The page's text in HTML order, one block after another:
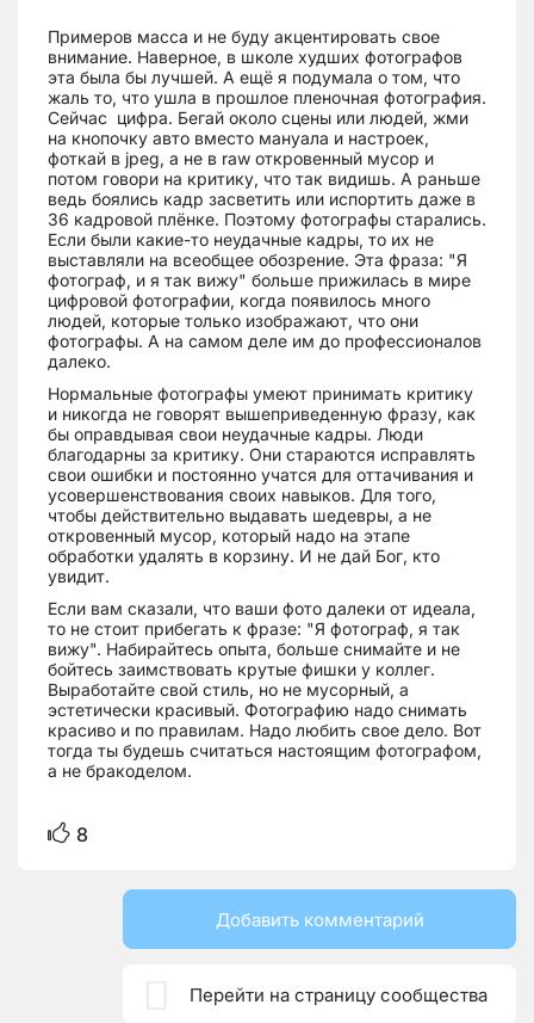
Примеров масса и не буду акцентировать свое
внимание. Наверное, в школе худших фотографов
эта была бы лучшей. А ещё я подумала о том, что
жаль то, что ушла в прошлое пленочная фотография.
Сейчас цифра. Бегай около сцены или людей, жми
на кнопочку авто вместо мануала и настроек,
фоткай в jpeg, а не в raw откровенный мусор и
потом говори на критику, что так видишь. А раньше
ведь боялись кадр засветить или испортить даже в
36 кадровой плёнке. Поэтому фотографы старались.
Если были какие-то неудачные кадры, то их не
выставляли на всеобщее обозрение. Эта фраза: "Я
фотограф, и я так вижу" больше прижилась в мире
цифровой фотографии, когда появилось много
людей, которые только изображают, что они
фотографы. А на самом деле им до профессионалов
далеко.
Нормальные фотографы умеют принимать критику
и никогда не говорят вышеприведенную фразу, как
бы оправдывая свои неудачные кадры. Люди
благодарны за критику. Они стараются исправлять
свои ошибки и постоянно учатся для оттачивания и
усовершенствования своих навыков. Для того,
чтобы действительно выдавать шедевры, а не
откровенный мусор, который надо на этапе
обработки удалять в корзину. И не дай Бог, кто
увидит.
Если вам сказали, что ваши фото далеки от идеала,
то не стоит прибегать к фразе: "Я фотограф, я так
вижу". Набирайтесь опыта, больше снимайте и не
бойтесь заимствовать крутые фишки у коллег.
Выработайте свой стиль, но не мусорный, а
эстетически красивый. Фотографию надо снимать
красиво и по правилам. Надо любить свое дело. Вот
тогда ты будешь считаться настоящим фотографом,
а не бракоделом.
8
Добавить комментарий
Перейти на страницу сообщества